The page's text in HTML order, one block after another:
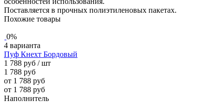
Поставляется в прочных полиэтиленовых пакетах.
Похожие товары
0%
4 варианта
Пуф Кнехт Бордовый
1 788 руб / шт
1 788 руб
от 1 788 руб
от 1 788 руб
Наполнитель